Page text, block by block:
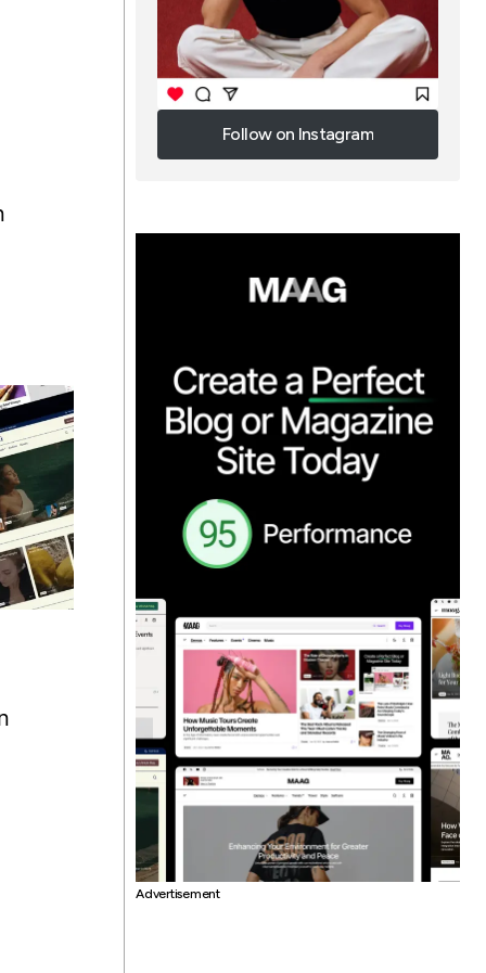
Follow on Instagram
Follow on Instagram
Advertisement